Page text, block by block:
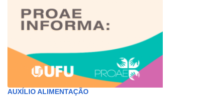
AUXÍLIO ALIMENTAÇÃO